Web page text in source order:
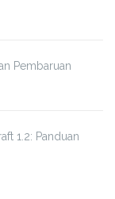
Pembaruan
1.2: Panduan